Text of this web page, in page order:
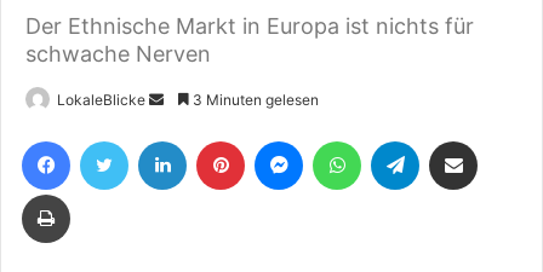
Der Ethnische Markt in Europa ist nichts für
schwache Nerven
LokaleBlicke
Sende
eine
E-
3 Minuten gelesen
FacebookTwitter LinkedIn Pinterest MessengerWhatsAppTelegram
Drucken